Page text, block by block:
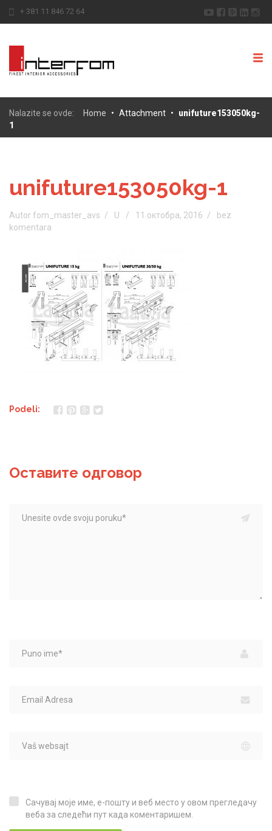
+ 381 11 846 72 64
Nalazite se ovde: Home • Attachment •
unifuture153050kg-
1
unifuture153050kg-1
Autor fom_master_avs U 11 октобра, 2016
bez
komentara
Podeli:
Оставите одговор
Сачувај моје име, е-пошту и веб место у овом прегледачу веба за следећи пут када коментаришем.
Сачувај моје име, е-пошту и веб место у овом прегледачу
веба за следећи пут када коментаришем.